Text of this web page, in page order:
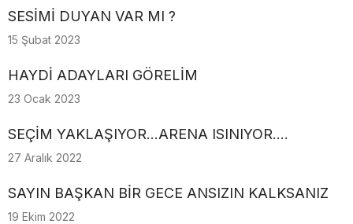
SESİMİ DUYAN VAR MI ?
15 Şubat 2023
HAYDİ ADAYLARI GÖRELİM
23 Ocak 2023
SEÇİM YAKLAŞIYOR...ARENA ISINIYOR....
27 Aralık 2022
SAYIN BAŞKAN BİR GECE ANSIZIN KALKSANIZ
19 Ekim 2022